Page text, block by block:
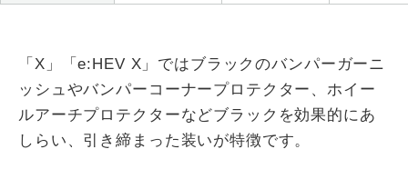
「X」「e:HEV X」ではブラックのバンパーガーニ
ッシュやバンパーコーナープロテクター、ホイー
ルアーチプロテクターなどブラックを効果的にあ
しらい、引き締まった装いが特徴です。